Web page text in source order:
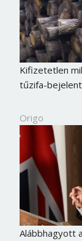
Kifizetetlen
tűzifa-
Origo
Alábbhagyott